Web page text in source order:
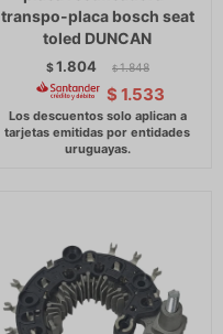
transpo-placa bosch seat
toled DUNCAN
$1.804 $ 1.848
$ 1.533